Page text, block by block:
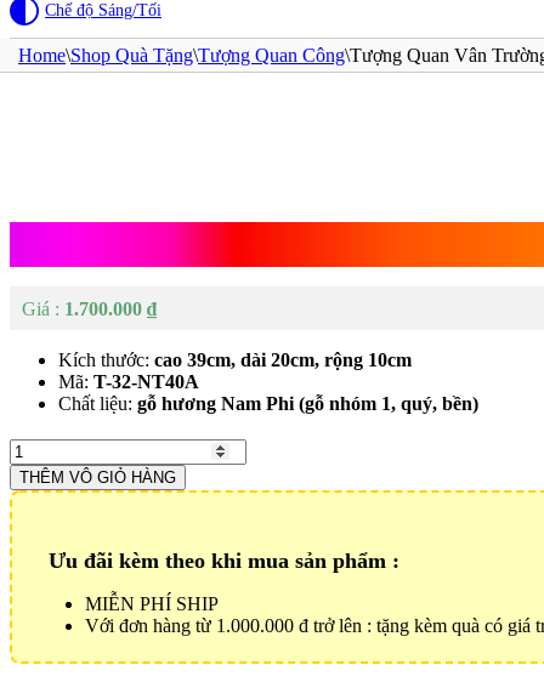
Chế độ Sáng/Tối
Home\Shop Quà Tặng\Tượng Quan Công\Tượng Quan Vân
1.700.000 ₫
Kích thước: cao 39cm, dài 20cm, rộng 10cm
Mã: T-32-NT40A
Chất liệu: gỗ hương Nam Phi (gỗ nhóm 1, quý, bền)
Tượng
Quan
Vân
Trường
Cưỡi
Ngựa
Số
lượng
THÊM VÔ GIỎ HÀNG
Ưu đãi kèm theo khi mua sản phẩm :
MIỄN PHÍ SHIP
Với đơn hàng từ 1.000.000 đ trở lên : tặng kèm quà có giá